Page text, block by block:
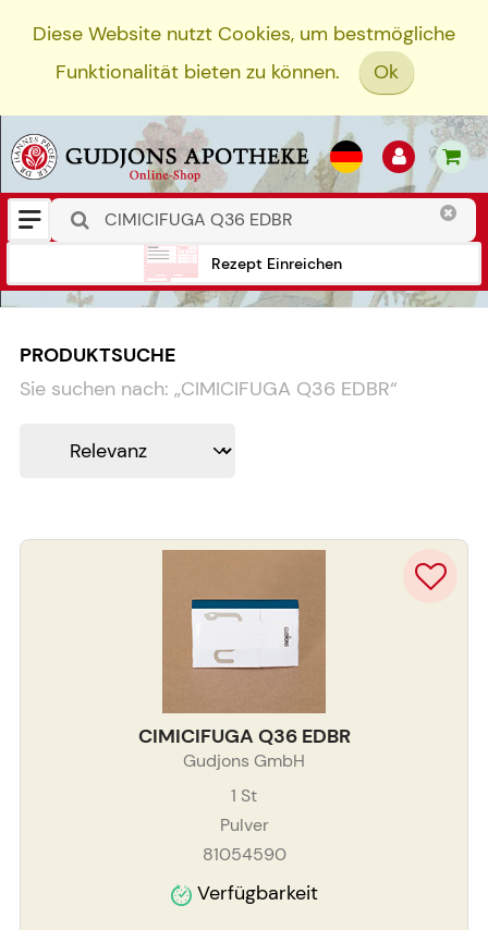
Diese Website nutzt Cookies, um bestmögliche
Funktionalität bieten zu können.
Ok
Rezept Einreichen
PRODUKTSUCHE
Sie suchen nach: „CIMICIFUGA Q36 EDBR“
CIMICIFUGA Q36 EDBR
Gudjons GmbH
1 St
Pulver
81054590
Verfügbarkeit